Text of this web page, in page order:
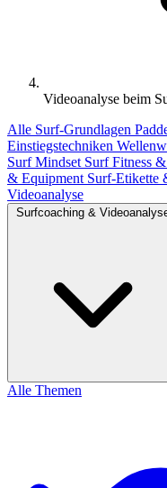
Videoanalyse beim
Alle Surf-Grundlagen
Einstiegstechniken
Surf Mindset Surf Fitness
& Equipment Surf-Etikette
Videoanalyse
Surfcoaching &
Alle Themen